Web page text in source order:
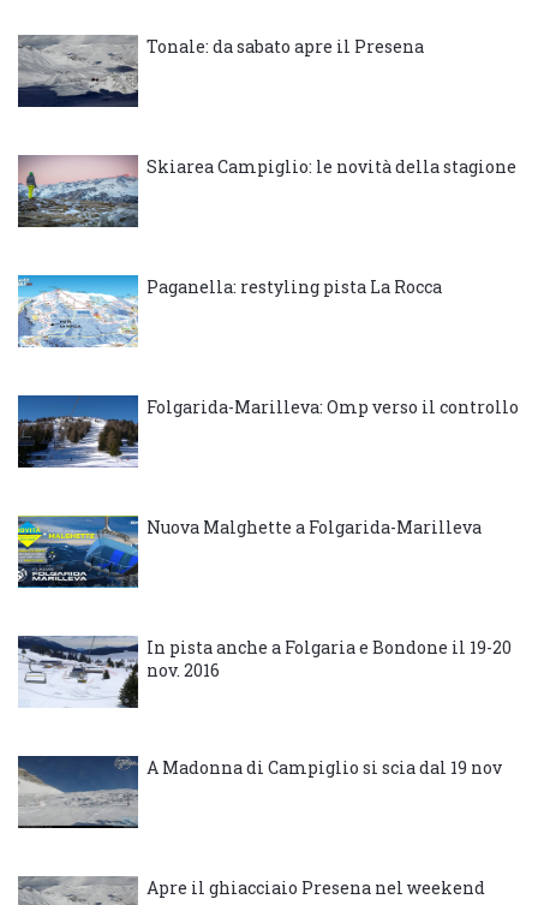
Tonale: da sabato apre il Presena
Skiarea Campiglio: le novità della stagione
Paganella: restyling pista La Rocca
Folgarida-Marilleva: Omp verso il controllo
Nuova Malghette a Folgarida-Marilleva
In pista anche a Folgaria e Bondone il 19-20
nov. 2016
A Madonna di Campiglio si scia dal 19 nov
Apre il ghiacciaio Presena nel weekend